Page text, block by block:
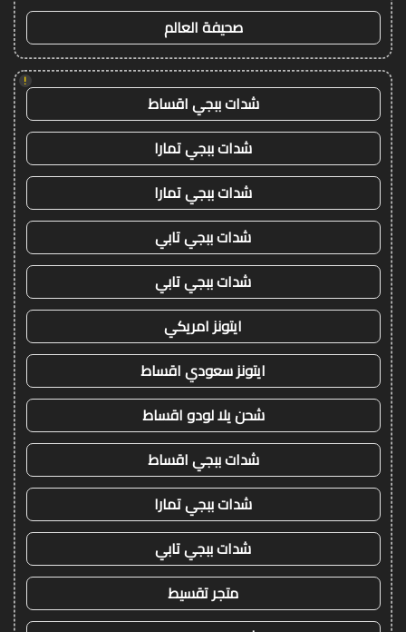
صحيفة العالم
!
شدات ببجي اقساط
شدات ببجي تمارا
شدات ببجي تمارا
شدات ببجي تابي
شدات ببجي تابي
ايتونز امريكي
ايتونز سعودي اقساط
شحن يلا لودو اقساط
شدات ببجي اقساط
شدات ببجي تمارا
شدات ببجي تابي
متجر تقسيط